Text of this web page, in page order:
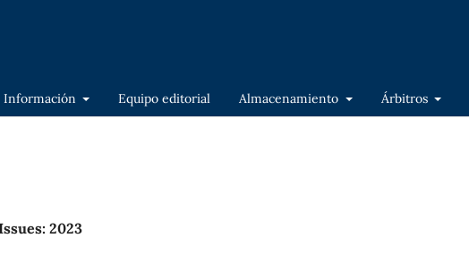
Información Equipo editorial Almacenamiento Árbitros
2023